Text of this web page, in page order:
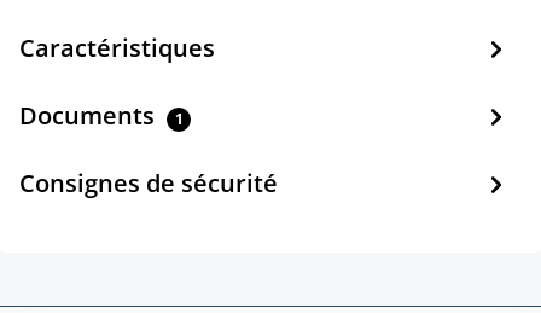
Caractéristiques
Documents 1
Consignes de sécurité